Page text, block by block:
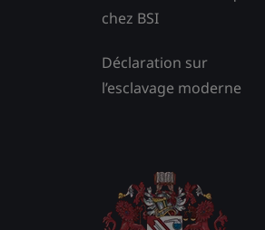
chez BSI
Déclaration sur
l’esclavage moderne